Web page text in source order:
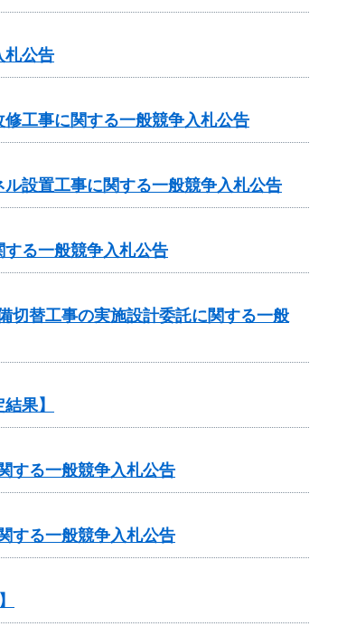
札公告
工事に関する一般競争入札公告
設置工事に関する一般競争入札公告
する一般競争入札公告
切替工事の実施設計委託に関する一般
果】
する一般競争入札公告
する一般競争入札公告